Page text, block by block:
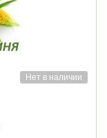
Нет в наличии